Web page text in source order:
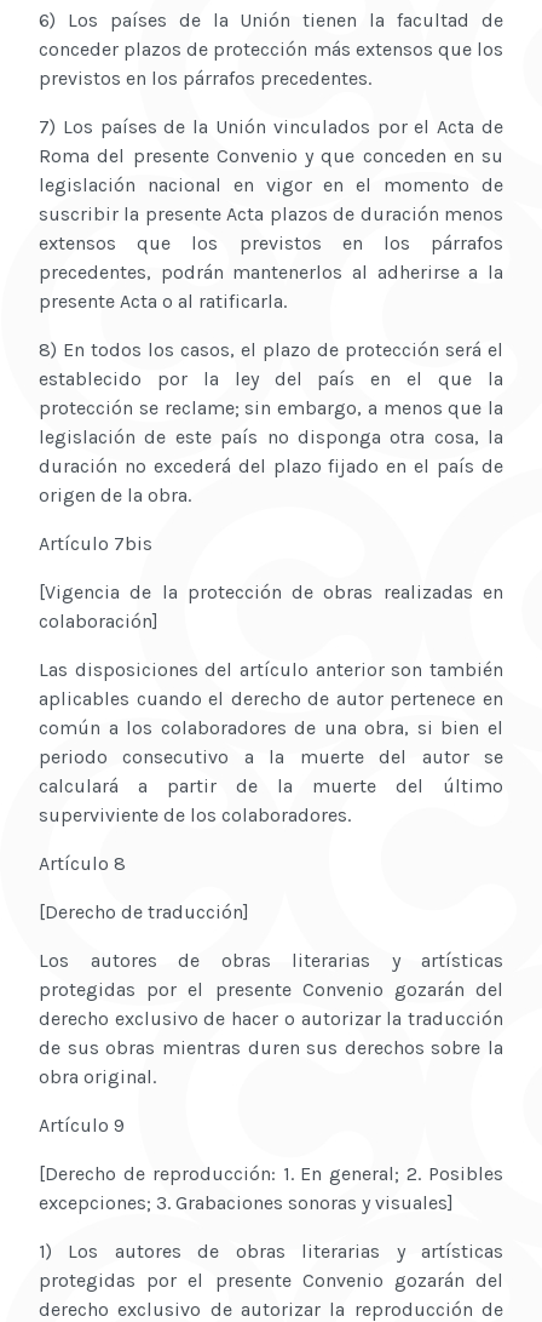
6) Los países de la Unión tienen la facultad de
conceder plazos de protección más extensos que los
previstos en los párrafos precedentes.
7) Los países de la Unión vinculados por el Acta de
Roma del presente Convenio y que conceden en su
legislación nacional en vigor en el momento de
suscribir la presente Acta plazos de duración menos
extensos que los previstos en los párrafos
precedentes, podrán mantenerlos al adherirse a la
presente Acta o al ratificarla.
8) En todos los casos, el plazo de protección será el
establecido por la ley del país en el que la
protección se reclame; sin embargo, a menos que la
legislación de este país no disponga otra cosa, la
duración no excederá del plazo fijado en el país de
origen de la obra.
Artículo 7bis
[Vigencia de la protección de obras realizadas en
colaboración]
Las disposiciones del artículo anterior son también
aplicables cuando el derecho de autor pertenece en
común a los colaboradores de una obra, si bien el
periodo consecutivo a la muerte del autor se
calculará a partir de la muerte del último
superviviente de los colaboradores.
Artículo 8
[Derecho de traducción]
Los autores de obras literarias y artísticas
protegidas por el presente Convenio gozarán del
derecho exclusivo de hacer o autorizar la traducción
de sus obras mientras duren sus derechos sobre la
obra original.
Artículo 9
[Derecho de reproducción: 1. En general; 2. Posibles
excepciones; 3. Grabaciones sonoras y visuales]
1) Los autores de obras literarias y artísticas
protegidas por el presente Convenio gozarán del
derecho exclusivo de autorizar la reproducción de